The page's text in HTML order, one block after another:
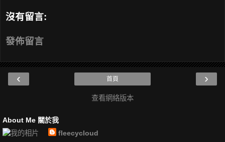
沒有留言:
發佈留言
‹ ›
首頁
查看網絡版本
About Me 關於我
fleecycloud